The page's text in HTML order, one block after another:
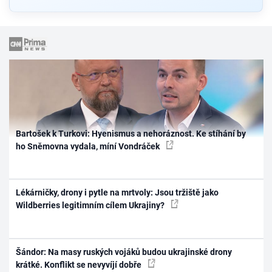
Bartošek k Turkovi: Hyenismus a nehoráznost. Ke stíhání by
ho Sněmovna vydala, míní Vondráček
Lékárničky, drony i pytle na mrtvoly: Jsou tržiště jako
Wildberries legitimním cílem Ukrajiny?
Šándor: Na masy ruských vojáků budou ukrajinské drony
krátké. Konflikt se nevyvíjí dobře